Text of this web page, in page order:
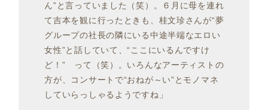
ん”と言っていました（笑）。６月に母を連れ
て吉本を観に行ったときも、桂文珍さんが“夢
グループの社長の隣にいる中途半端なエロい
女性”と話していて、“ここにいるんですけ
ど！” って（笑）。いろんなアーティストの
方が、コンサートで“おねが～い”とモノマネ
していらっしゃるようですね」